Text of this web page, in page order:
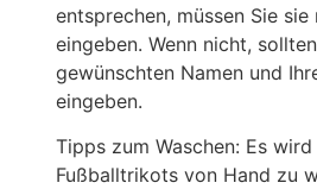
entsprechen, müssen Sie
eingeben. Wenn nicht,
gewünschten Namen und
eingeben.
Tipps zum Waschen: Es
Fußballtrikots von Hand zu